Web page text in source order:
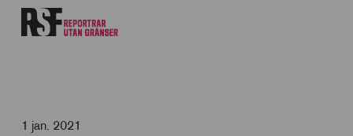
1 jan. 2021